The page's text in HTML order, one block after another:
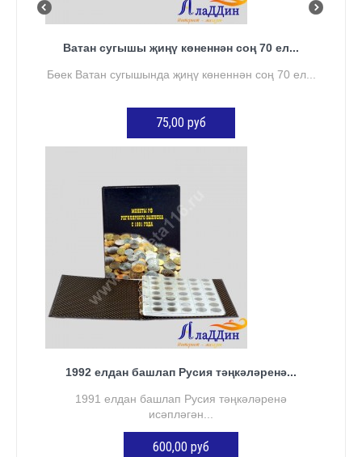
Ватан сугышы җиңү көненнән соң 70 ел...
Бөек Ватан сугышында җиңү көненнән соң 70 ел...
75,00 руб
1992 елдан башлап Русия тәңкәләренә...
1991 елдан башлап Русия тәңкәләренә
исәпләгән...
600,00 руб